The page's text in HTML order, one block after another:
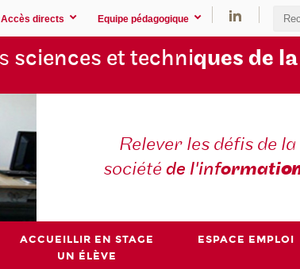
Accès directs Equipe pédagogique
sciences et techniques de
Relever les défis de la
sociétéde l'informati
ACCUEILLIR EN STAGE
UN ÉLÈVE
ESPACE EMPLOI